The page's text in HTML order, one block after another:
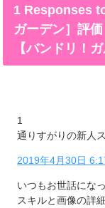
1 Responses
ガーデン］評
【バンドリ！
1
通りすがりの新人
2019年4月30日
いつもお世話にな
スキルと画像の詳